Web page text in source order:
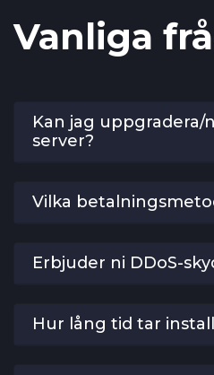
Vanliga
Kan jag uppgradera/
server?
Vilka
Erbjuder ni DDoS-
Hur lång tid tar